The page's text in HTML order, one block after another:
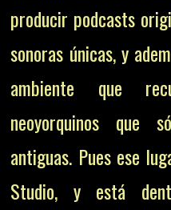
producir podcasts
sonoras únicas, y
ambiente que
neoyorquinos que
antiguas. Pues ese
Studio, y está